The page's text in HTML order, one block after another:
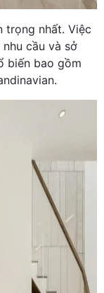
trọng nhất. Việc
cầu và sở
biến bao gồm